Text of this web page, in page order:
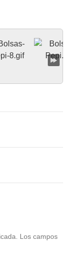
Los campos